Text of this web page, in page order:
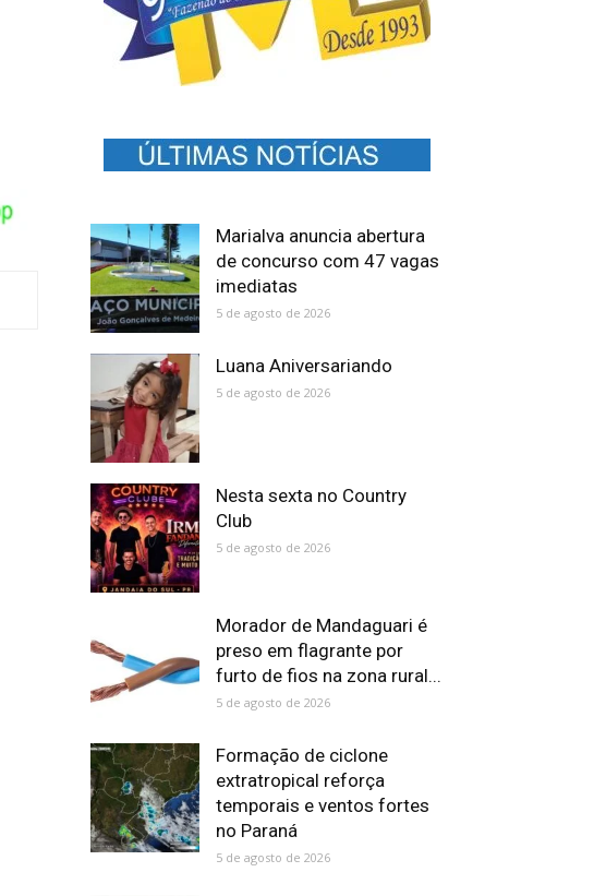
Marialva anuncia abertura
de concurso com 47 vagas
imediatas
5 de agosto de 2026
Luana Aniversariando
5 de agosto de 2026
Nesta sexta no Country
Club
5 de agosto de 2026
Morador de Mandaguari é
preso em flagrante por
furto de fios na zona rural...
5 de agosto de 2026
Formação de ciclone
extratropical reforça
temporais e ventos fortes
no Paraná
5 de agosto de 2026